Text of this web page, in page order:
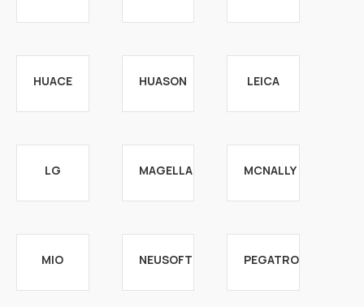
HUACE HUASON LEICA
LG MAGELLAN MCNALLY
MIO NEUSOFT PEGATRON